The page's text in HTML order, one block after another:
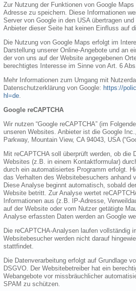
Zur Nutzung der Funktionen von Google
Adresse zu speichern. Diese Informationen
Server von Google in den USA übertragen
Anbieter dieser Seite hat keinen Einfluss auf
Die Nutzung von Google Maps erfolgt im
Darstellung unserer Online-Angebote und an
der von uns auf der Website angegebenen
berechtigtes Interesse im Sinne von Art. 6
Mehr Informationen zum Umgang mit
Datenschutzerklärung von Google: https://
hl=de
Google reCAPTCHA
Wir nutzen “Google reCAPTCHA” (im
unseren Websites. Anbieter ist die Google
Parkway, Mountain View, CA 94043, USA
Mit reCAPTCHA soll überprüft werden, ob die
Websites (z.B. in einem Kontaktformular)
durch ein automatisiertes Programm erfolgt.
das Verhalten des Websitebesuchers anhand
Diese Analyse beginnt automatisch, sobald
Website betritt. Zur Analyse wertet
Informationen aus (z.B. IP-Adresse,
auf der Website oder vom Nutzer getätigte
Analyse erfassten Daten werden an Google
Die reCAPTCHA-Analysen laufen vollständig
Websitebesucher werden nicht darauf
stattfindet.
Die Datenverarbeitung erfolgt auf Grundlage
DSGVO. Der Websitebetreiber hat ein
Webangebote vor missbräuchlicher
SPAM zu schützen.